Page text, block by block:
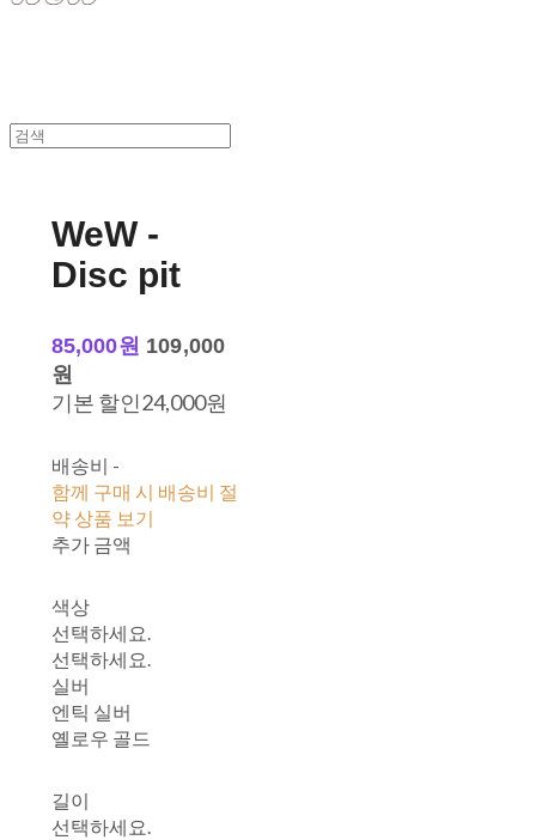
WeW -
Disc pit
85,000원 109,000
원
기본 할인24,000원
배송비 -
함께 구매 시 배송비 절
약 상품 보기
추가 금액
색상
선택하세요.
선택하세요.
실버
엔틱 실버
옐로우 골드
길이
선택하세요.